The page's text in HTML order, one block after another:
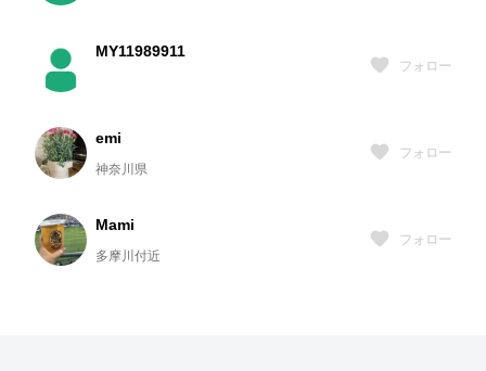
MY11989911
フォロー
emi
神奈川県
フォロー
Mami
多摩川付近
フォロー